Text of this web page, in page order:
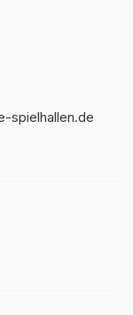
spielhallen.de